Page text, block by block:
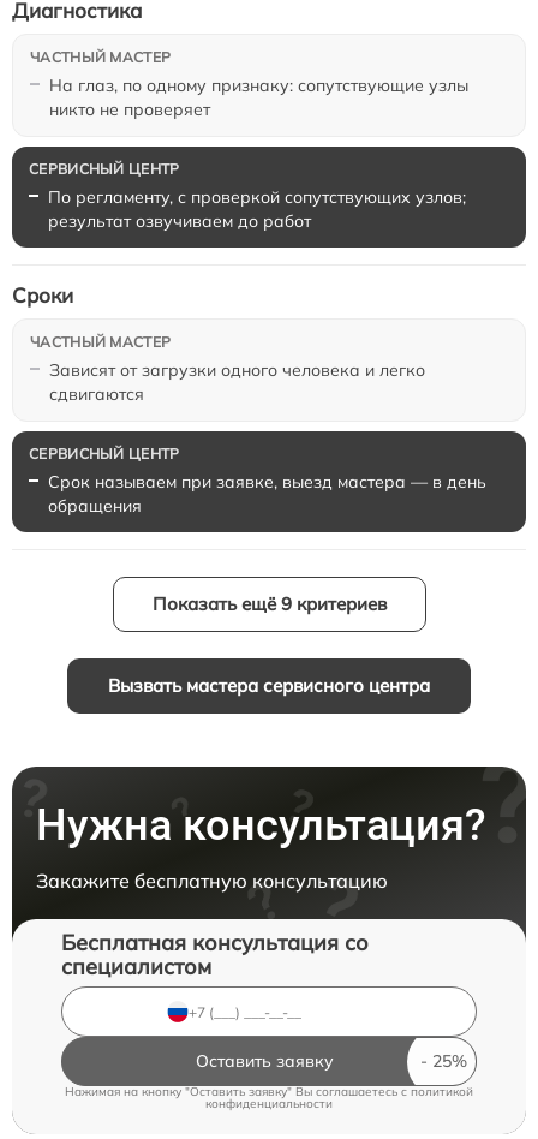
На глаз, по одному признаку: сопутствующие узлы
никто не проверяет
Диагностика
По регламенту, с проверкой сопутствующих узлов;
результат озвучиваем до работ
Зависят от загрузки одного человека и легко
сдвигаются
Сроки
Срок называем при заявке, выезд мастера — в день
обращения
Показать ещё 9 критериев
Вызвать мастера сервисного центра
Нужна консультация?
Закажите бесплатную консультацию
Бесплатная консультация со
специалистом
Оставить заявку
Нажимая на кнопку "Оставить заявку" Вы соглашаетесь c политикой
конфиденциальности